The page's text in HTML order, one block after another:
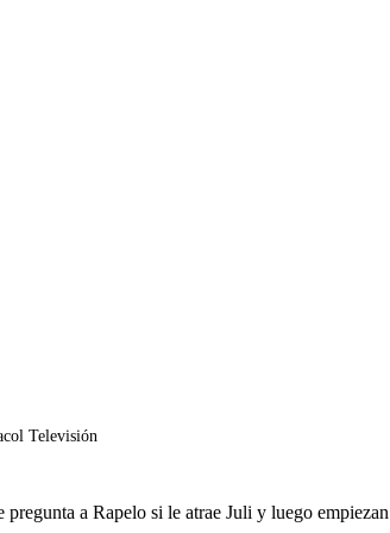
Televisión
pregunta a Rapelo si le atrae Juli y luego